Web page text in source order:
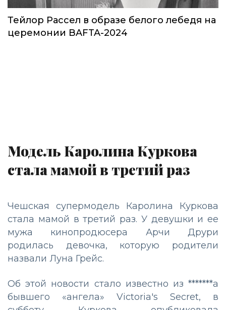
Тейлор Рассел в образе белого лебедя на
церемонии BAFTA-2024
Модель Каролина Куркова
стала мамой в третий раз
Чешская супермодель Каролина Куркова
стала мамой в третий раз. У девушки и ее
мужа кинопродюсера Арчи Друри
родилась девочка, которую родители
назвали Луна Грейс.
Об этой новости стало известно из *******а
бывшего «ангела» Victoria's Secret, в